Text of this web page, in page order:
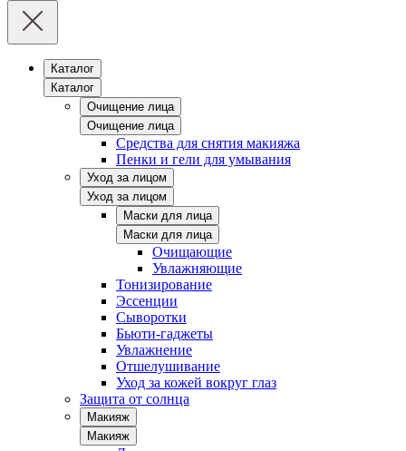
Каталог
Каталог
Очищение лица
Очищение лица
Средства для снятия макияжа
Пенки и гели для умывания
Уход за лицом
Уход за лицом
Маски для лица
Маски для лица
Очищающие
Увлажняющие
Тонизирование
Эссенции
Сыворотки
Бьюти-гаджеты
Увлажнение
Отшелушивание
Уход за кожей вокруг глаз
Защита от солнца
Макияж
Макияж